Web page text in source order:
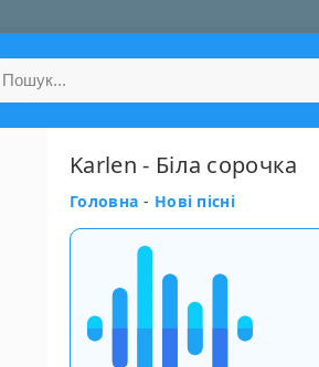
Karlen - Біла сорочка
Головна - Нові пісні